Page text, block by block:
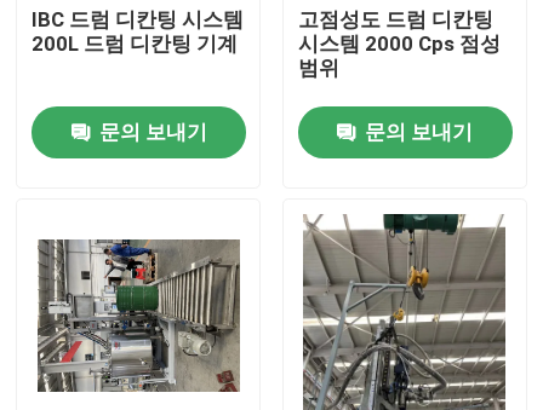
공장 여행
뉴스
경우
인용문을 요구하세요
IBC 드럼 디칸팅 시스템
200L 드럼 디칸팅 기계
문의 보내기
고점성도 드럼 디칸팅
시스템 2000 Cps 점성
범위
문의 보내기